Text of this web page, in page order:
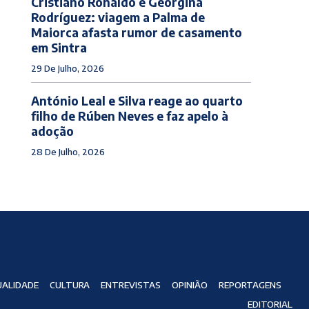
Rodríguez: viagem a Palma de
Maiorca afasta rumor de casamento
em Sintra
29 De Julho, 2026
António Leal e Silva reage ao quarto
filho de Rúben Neves e faz apelo à
adoção
28 De Julho, 2026
CULTURA ENTREVISTAS OPINIÃO
REPORTAGENS
EDITORIAL